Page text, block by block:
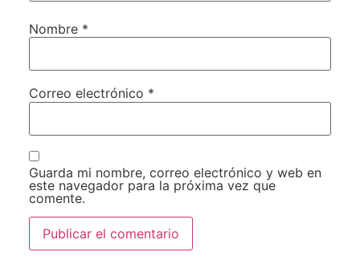
Nombre *
Correo electrónico *
Guarda mi nombre, correo electrónico y web en
este navegador para la próxima vez que
comente.